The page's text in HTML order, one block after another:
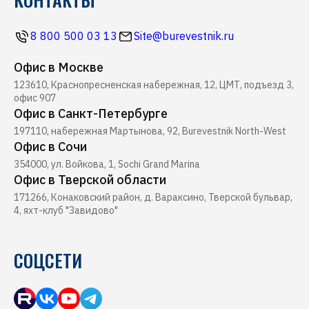
Ferretti
Все бренды
Журнал Yachting
Хелипорт Буревестник
Seabob
8 800 500 03 13 Site@burevestnik.ru
Офис в Москве
123610, Краснопресненская набережная, 12, ЦМТ, подъезд 3,
офис 907
Офис в Санкт-Петербурге
197110, набережная Мартынова, 92, Burevestnik North-West
Офис в Сочи
354000, ул. Войкова, 1, Sochi Grand Marina
Офис в Тверской области
171266, Конаковский район, д. Вараксино, Тверской бульвар,
4, яхт-клуб "Завидово"
СОЦСЕТИ